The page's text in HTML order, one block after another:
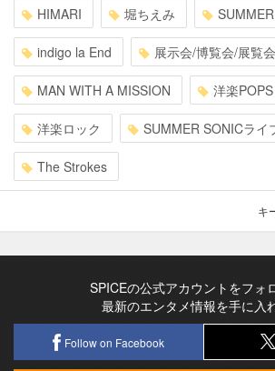
HIMARI 堀ちえみ
indigo la End 展示会/博覧会/展覧会
MAN WITH A MISSION 洋楽POPS
洋楽ロック SUMMER SONICライ
The Strokes
キ
SPICEの公式アカウントをフォ
最新のエンタメ情報を手に入
Follow on Facebook